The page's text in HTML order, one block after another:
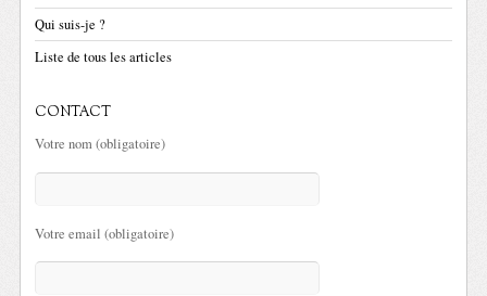
Qui suis-je ?
Liste de tous les articles
CONTACT
Votre nom (obligatoire)
Votre email (obligatoire)